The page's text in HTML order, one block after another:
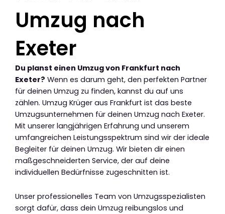
Umzug nach
Exeter
Du planst einen Umzug von Frankfurt nach
Exeter? Wenn es darum geht, den perfekten Partner
für deinen Umzug zu finden, kannst du auf uns
zählen. Umzug Krüger aus Frankfurt ist das beste
Umzugsunternehmen für deinen Umzug nach Exeter.
Mit unserer langjährigen Erfahrung und unserem
umfangreichen Leistungsspektrum sind wir der ideale
Begleiter für deinen Umzug. Wir bieten dir einen
maßgeschneiderten Service, der auf deine
individuellen Bedürfnisse zugeschnitten ist.
Unser professionelles Team von Umzugsspezialisten
sorgt dafür, dass dein Umzug reibungslos und